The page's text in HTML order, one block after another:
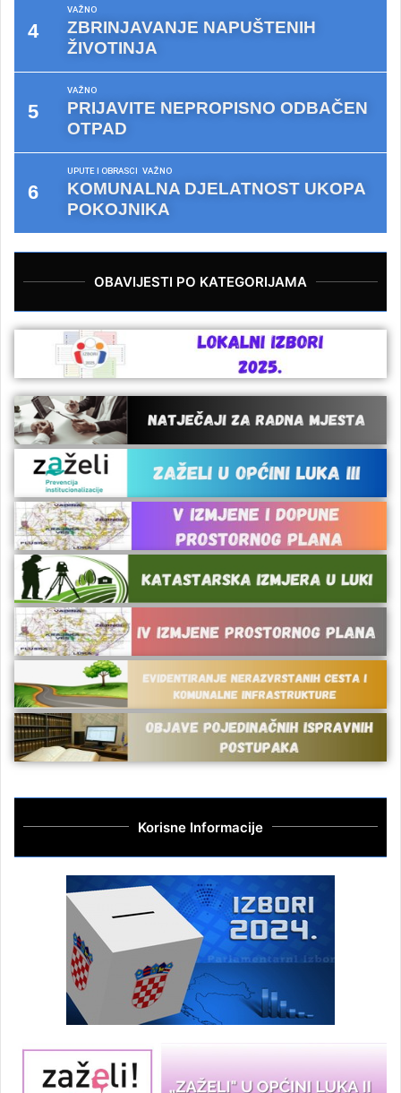
VAŽNO
ZBRINJAVANJE NAPUŠTENIH
ŽIVOTINJA
VAŽNO
PRIJAVITE NEPROPISNO ODBAČEN
OTPAD
UPUTE I OBRASCI VAŽNO
KOMUNALNA DJELATNOST UKOPA
POKOJNIKA
OBAVIJESTI PO KATEGORIJAMA
Korisne Informacije